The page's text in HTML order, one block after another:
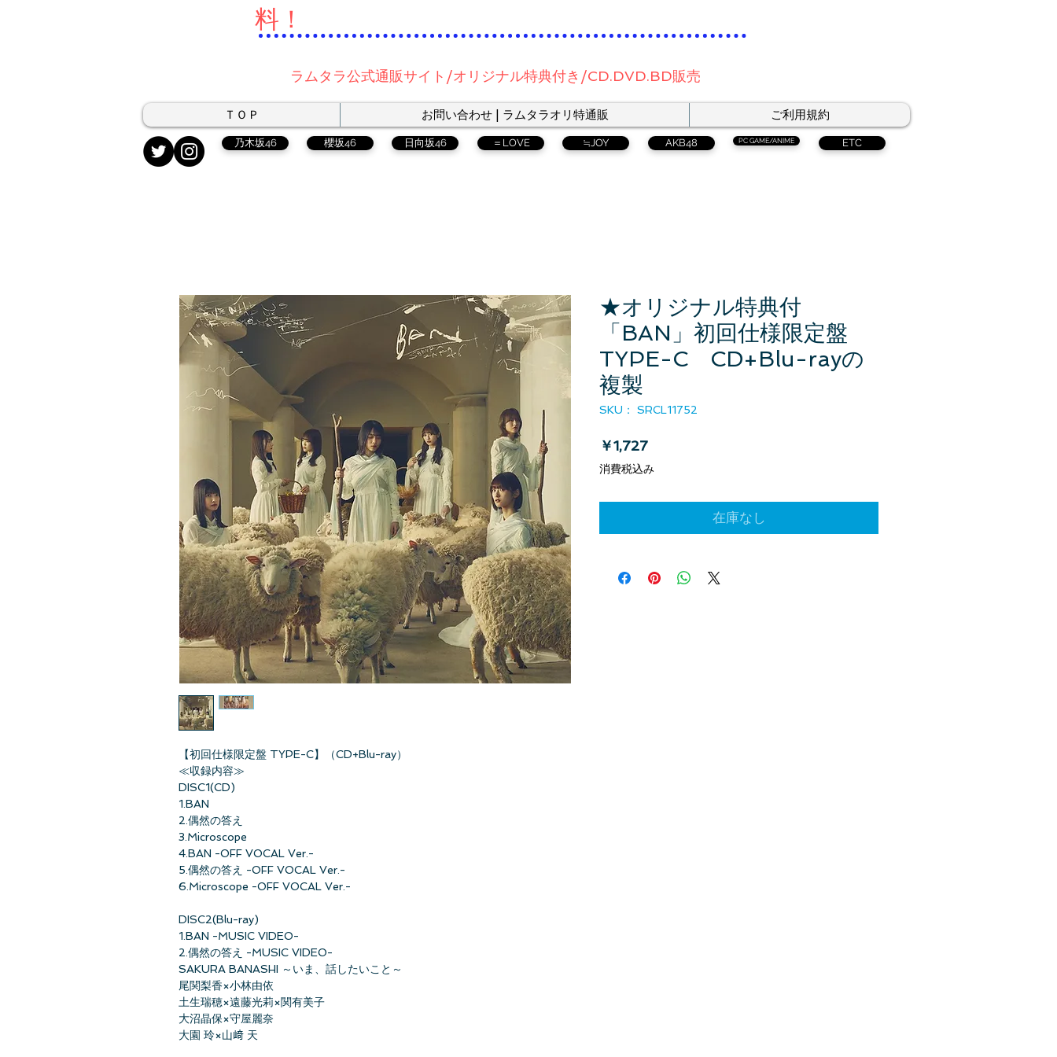
料！
ラムタラ公式通販サイト/オリジナル特典付き/CD.DVD.BD販売
乃木坂46 櫻坂46 日向坂46 ＝LOVE ≒JOY AKB48 PC GAME/ANIME ETC
ＴＯＰ お問い合わせ | ラムタラオリ特通販 ご利用規約
【初回仕様限定盤 TYPE-C】（CD+Blu-ray）
≪収録内容≫
DISC1(CD)
1.BAN
2.偶然の答え
3.Microscope
4.BAN -OFF VOCAL Ver.-
5.偶然の答え -OFF VOCAL Ver.-
6.Microscope -OFF VOCAL Ver.-
DISC2(Blu-ray)
1.BAN -MUSIC VIDEO-
2.偶然の答え -MUSIC VIDEO-
SAKURA BANASHI ～いま、話したいこと～
尾関梨香×小林由依
土生瑞穂×遠藤光莉×関有美子
大沼晶保×守屋麗奈
大園 玲×山﨑 天
★オリジナル特典付
「BAN」初回仕様限定盤
TYPE-C CD+Blu-rayの
複製
SKU： SRCL11752
￥1,727価格
消費税込み
在庫なし